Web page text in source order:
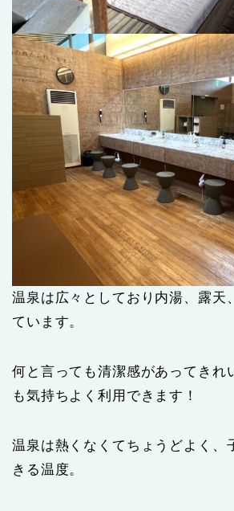
温泉は広々としており内湯、露天
ています。
何と言っても清潔感があってきれ
も気持ちよく利用できます！
温泉は熱くなくてちょうどよく、
きる温度。